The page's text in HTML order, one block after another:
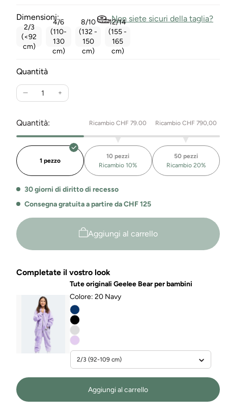
Dimensioni: Non siete sicuri della taglia?
2/3
(<92
cm)
4/6
(110-
130
cm)
8/10
(132 -
150
cm)
12/14
(155 -
165
cm)
Quantità
Ridurre
quantità
per
Original
Kids
Jelly
Aumentare
quantità
Original
Kids
Jelly
Quantità: Ricambio CHF 79.00 Ricambio CHF 790,00
1 pezzo
10 pezzi
Ricambio 10%
50 pezzi
Ricambio 20%
30 giorni di diritto di recesso
Consegna gratuita a partire da CHF 125
Aggiungi al carrello
Completate il vostro look
Tute originali Geelee Bear per bambini
Colore: 20 Navy
Aggiungi al carrello